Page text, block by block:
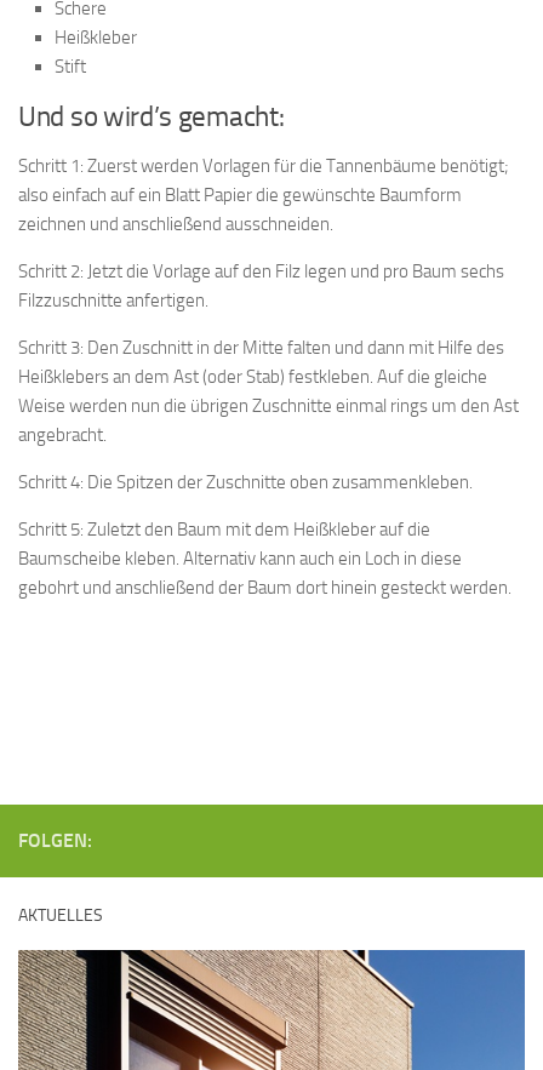
Schere
Heißkleber
Stift
Und so wird’s gemacht:
Schritt 1: Zuerst werden Vorlagen für die Tannenbäume benötigt;
also einfach auf ein Blatt Papier die gewünschte Baumform
zeichnen und anschließend ausschneiden.
Schritt 2: Jetzt die Vorlage auf den Filz legen und pro Baum sechs
Filzzuschnitte anfertigen.
Schritt 3: Den Zuschnitt in der Mitte falten und dann mit Hilfe des
Heißklebers an dem Ast (oder Stab) festkleben. Auf die gleiche
Weise werden nun die übrigen Zuschnitte einmal rings um den Ast
angebracht.
Schritt 4: Die Spitzen der Zuschnitte oben zusammenkleben.
Schritt 5: Zuletzt den Baum mit dem Heißkleber auf die
Baumscheibe kleben. Alternativ kann auch ein Loch in diese
gebohrt und anschließend der Baum dort hinein gesteckt werden.
FOLGEN:
AKTUELLES